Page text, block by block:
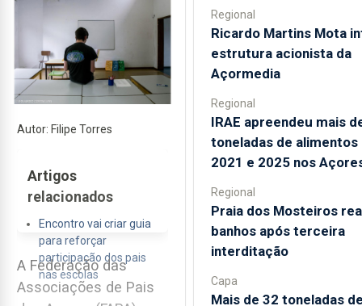
Autor: Filipe Torres
Artigos
relacionados
Encontro vai criar guia
para reforçar
participação dos pais
nas escolas
A Federação das
Associações de Pais
Regional
Ricardo Martins Mota
estrutura acionista da
Açormedia
Regional
IRAE apreendeu mais
toneladas de
2021 e 2025 nos
Regional
Praia dos Mosteiros
banhos após terceira
interditação
Capa
Mais de 32 toneladas